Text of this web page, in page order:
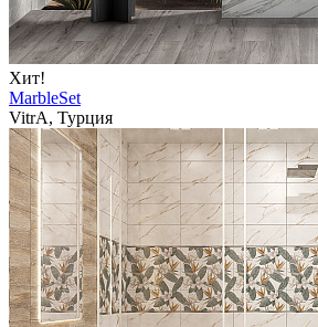
Хит!
MarbleSet
VitrA, Турция